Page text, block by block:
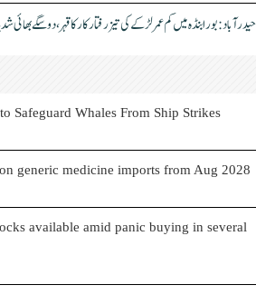
حیدرآباد: بورابنڈہ میں کم عمر لڑکے کی تیز رفتار کار کا قہر، دو سگے بھائی
Safeguard Whales From Ship Strikes
generic medicine imports from Aug 2028
available amid panic buying in several